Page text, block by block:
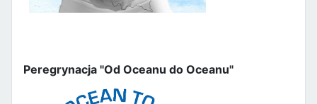
Peregrynacja "Od Oceanu do Oceanu"